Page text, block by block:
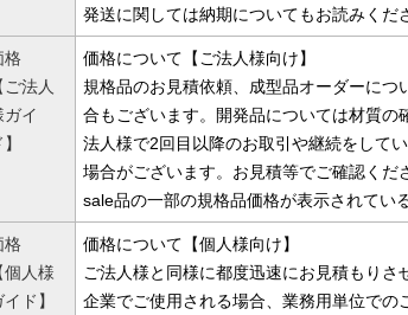
発送に関しては納期についてもお読みくだ
格
ご法人
ガイ
】
価格について【ご法人様向け】
規格品のお見積依頼、成型品オーダーに
合もございます。開発品については材質の
法人様で2回目以降のお取引や継続をして
場合がございます。お見積等でご確認くだ
sale品の一部の規格品価格が表示されてい
格
個人様
イド】
価格について【個人様向け】
ご法人様と同様に都度迅速にお見積もりさ
企業でご使用される場合、業務用単位での